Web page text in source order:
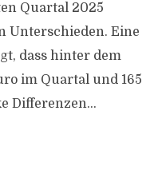
Quartal 2025
Unterschieden. Eine
dass hinter dem
im Quartal und 165
Differenzen...